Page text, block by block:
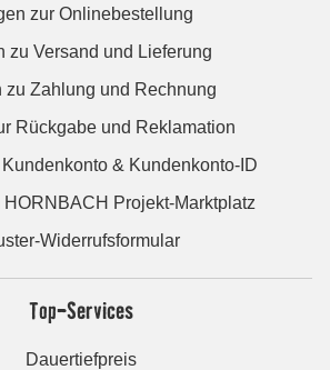
zur Onlinebestellung
zu Versand und Lieferung
zu Zahlung und Rechnung
Rückgabe und Reklamation
& Kundenkonto-ID
HORNBACH Projekt-Marktplatz
Widerrufsformular
Top-Services
Dauertiefpreis